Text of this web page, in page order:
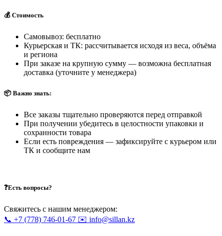
💰 Стоимость
Самовывоз: бесплатно
Курьерская и ТК: рассчитывается исходя из веса, объёма
и региона
При заказе на крупную сумму — возможна бесплатная
доставка (уточните у менеджера)
📦 Важно знать:
Все заказы тщательно проверяются перед отправкой
При получении убедитесь в целостности упаковки и
сохранности товара
Если есть повреждения — зафиксируйте с курьером или
ТК и сообщите нам
❓Есть вопросы?
Свяжитесь с нашим менеджером:
📞 +7 (778) 746-01-67 ✉️ info@sillan.kz